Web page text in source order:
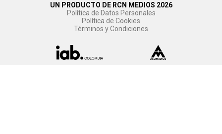
UN PRODUCTO DE RCN MEDIOS 2026
Política de Datos Personales
Política de Cookies
Términos y Condiciones